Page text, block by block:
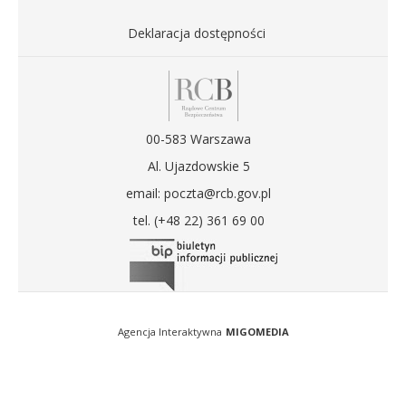
Deklaracja dostępności
00-583 Warszawa
Al. Ujazdowskie 5
email: poczta@rcb.gov.pl
tel. (+48 22) 361 69 00
Agencja Interaktywna MIGOMEDIA